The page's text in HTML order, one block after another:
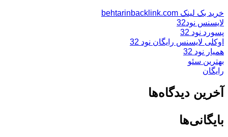
خرید بک لینک behtarinbacklink.com
لایسنس نود32
پسورد نود 32
اوکلی لایسنس رایگان نود 32
همیار نود 32
بهترین سئو
رایگان
آخرین دیدگاه‌ها
بایگانی‌ها